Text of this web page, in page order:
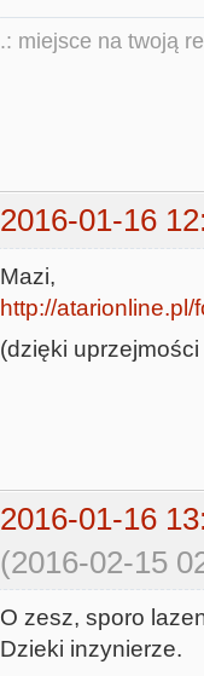
.: miejsce na twoją
2016-01-16
Mazi,
http://
(dzięki
2016-01-16
(2016-02-15
O zesz, sporo
Dzieki inzynierze.